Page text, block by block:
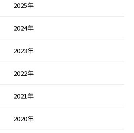
2025年
2024年
2023年
2022年
2021年
2020年